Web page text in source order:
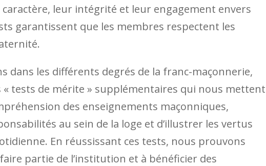
leur intégrité et leur engagement envers
garantissent que les membres respectent les
dans les différents degrés de la franc-maçonnerie,
tests de mérite » supplémentaires qui nous mettent
des enseignements maçonniques,
au sein de la loge et d’illustrer les vertus
En réussissant ces tests, nous prouvons
partie de l’institution et à bénéficier des